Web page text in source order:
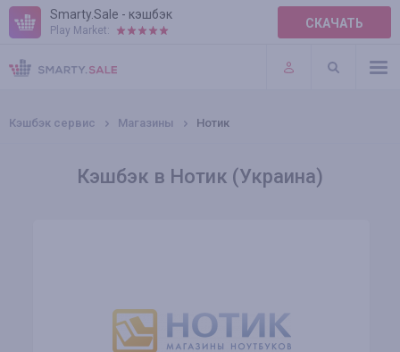
Smarty.Sale - кэшбэк
Play Market: СКАЧАТЬ
ПРАВИЛА
ПЛАГИНЫ
Кэшбэк сервис Магазины Нотик
Кэшбэк в Нотик (Украина)